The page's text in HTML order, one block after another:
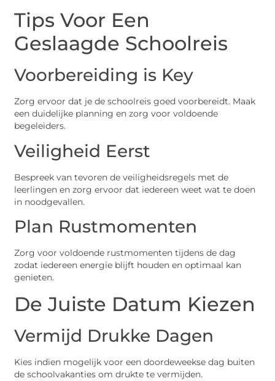
Tips Voor Een
Geslaagde Schoolreis
Voorbereiding is Key
Zorg ervoor dat je de schoolreis goed voorbereidt. Maak
een duidelijke planning en zorg voor voldoende
begeleiders.
Veiligheid Eerst
Bespreek van tevoren de veiligheidsregels met de
leerlingen en zorg ervoor dat iedereen weet wat te doen
in noodgevallen.
Plan Rustmomenten
Zorg voor voldoende rustmomenten tijdens de dag
zodat iedereen energie blijft houden en optimaal kan
genieten.
De Juiste Datum Kiezen
Vermijd Drukke Dagen
Kies indien mogelijk voor een doordeweekse dag buiten
de schoolvakanties om drukte te vermijden.